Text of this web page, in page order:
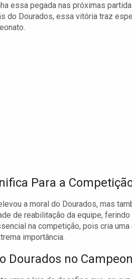
essa pegada nas próximas
do Dourados, essa vitória traz
Para a
a moral do Dourados, mas
de reabilitação da equipe,
na competição, pois cria
importância.
Dourados no